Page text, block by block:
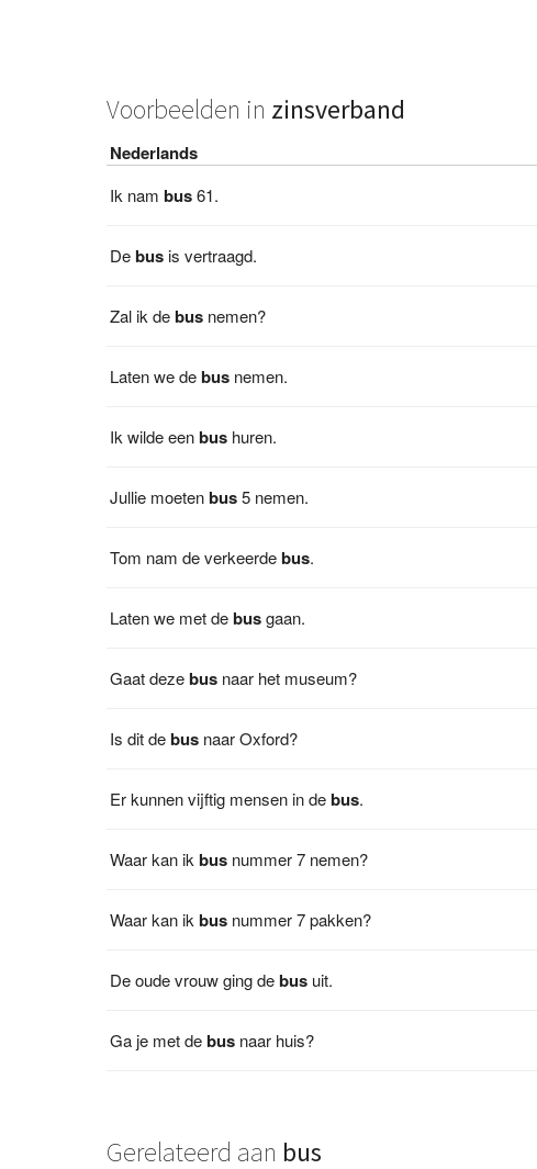
Voorbeelden in zinsverband
Nederlands
Ik nambus61.
Debusis vertraagd.
Zal ik debus nemen?
Laten we debus nemen.
Ik wilde eenbus huren.
Jullie moetenbus5 nemen.
Tom nam de verkeerdebus.
Laten we met debusgaan.
Gaat dezebus naar het museum?
Is dit debus naar Oxford?
Er kunnen vijftig mensen in debus.
Waar kan ikbus nummer 7 nemen?
Waar kan ikbus nummer 7 pakken?
De oude vrouw ging debus uit.
Ga je met debus naar huis?
Gerelateerd aan bus